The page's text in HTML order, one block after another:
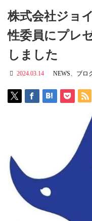
株式会社ジョ
性委員にプレ
しました
2024.03.14 NEWS、 ブロ